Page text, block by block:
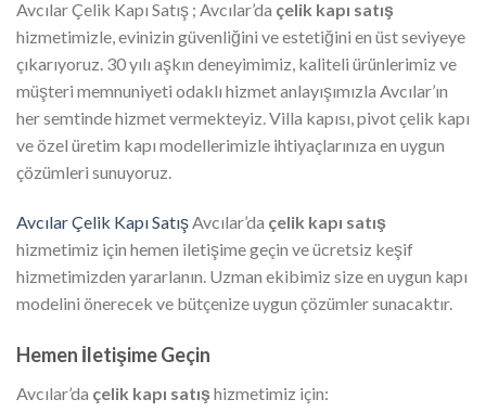
Avcılar Çelik Kapı Satış ; Avcılar’da çelik kapı satış
hizmetimizle, evinizin güvenliğini ve estetiğini en üst seviyeye
çıkarıyoruz. 30 yılı aşkın deneyimimiz, kaliteli ürünlerimiz ve
müşteri memnuniyeti odaklı hizmet anlayışımızla Avcılar’ın
her semtinde hizmet vermekteyiz. Villa kapısı, pivot çelik kapı
ve özel üretim kapı modellerimizle ihtiyaçlarınıza en uygun
çözümleri sunuyoruz.
Avcılar Çelik Kapı SatışAvcılar’da çelik kapı satış
hizmetimiz için hemen iletişime geçin ve ücretsiz keşif
hizmetimizden yararlanın. Uzman ekibimiz size en uygun kapı
modelini önerecek ve bütçenize uygun çözümler sunacaktır.
Hemen İletişime Geçin
Avcılar’da çelik kapı satışhizmetimiz için: